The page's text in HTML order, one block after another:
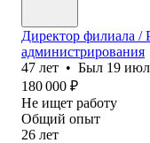
Директор филиала /
администрирования
47 лет • Был 19
180 000 ₽
Не ищет работу
Общий опыт
26 лет